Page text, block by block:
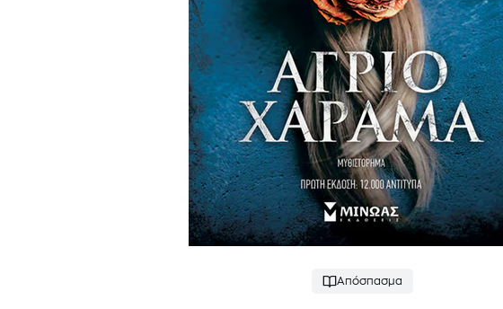
Απόσπασμα